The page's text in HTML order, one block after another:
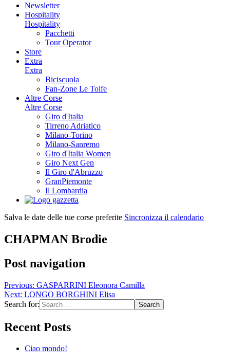
Newsletter
Hospitality
Hospitality
Pacchetti
Tour Operator
Store
Extra
Extra
Biciscuola
Fan-Zone Le Tolfe
Altre Corse
Altre Corse
Giro d'Italia
Tirreno Adriatico
Milano-Torino
Milano-Sanremo
Giro d'Italia Women
Giro Next Gen
Il Giro d'Abruzzo
GranPiemonte
Il Lombardia
Salva le date delle tue corse preferite Sincronizza il calendario
CHAPMAN Brodie
Post navigation
Previous: GASPARRINI Eleonora Camilla
Next: LONGO BORGHINI Elisa
Search for:
Recent Posts
Ciao mondo!